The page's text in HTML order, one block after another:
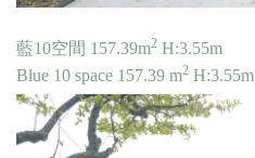
藍10空間 157.39m2 H:3.55m
Blue 10 space 157.39 m2 H:3.55m